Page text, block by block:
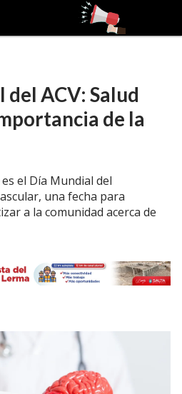
ACV: Salud
de la
el Día Mundial del
una fecha para
a la comunidad acerca de